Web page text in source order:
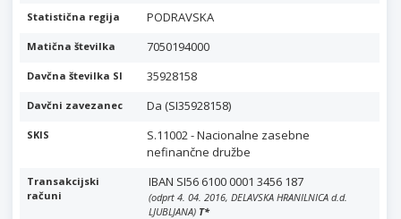
Statistična regija PODRAVSKA
Matična številka 7050194000
Davčna številka SI 35928158
Davčni zavezanec Da (SI35928158)
SKIS
S.11002 - Nacionalne zasebne
nefinančne družbe
Transakcijski
računi
IBAN SI56 6100 0001 3456 187
(odprt 4. 04. 2016, DELAVSKA HRANILNICA d.d.
LJUBLJANA) T*